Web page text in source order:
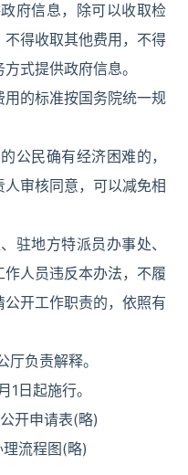
府信息，除可以收取检
得收取其他费用，不得
式提供政府信息。
的标准按国务院统一规
公民确有经济困难的，
审核同意，可以减免相
驻地方特派员办事处、
人员违反本办法，不履
开工作职责的，依照有
负责解释。
日起施行。
开申请表(略)
流程图(略)